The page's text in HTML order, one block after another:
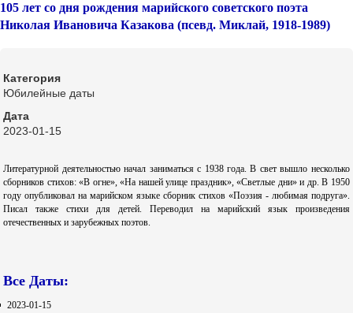
105 лет со дня рождения марийского советского поэта
Николая Ивановича Казакова (псевд. Миклай, 1918-1989)
Категория
Юбилейные даты
Дата
2023-01-15
Литературной деятельностью начал заниматься с 1938 года. В свет вышло несколько
сборников стихов: «В огне», «На нашей улице праздник», «Светлые дни» и др. В 1950
году опубликовал на марийском языке сборник стихов «Поэзия ‑ любимая подруга».
Писал также стихи для детей. Переводил на марийский язык произведения
отечественных и зарубежных поэтов.
Все Даты:
2023-01-15